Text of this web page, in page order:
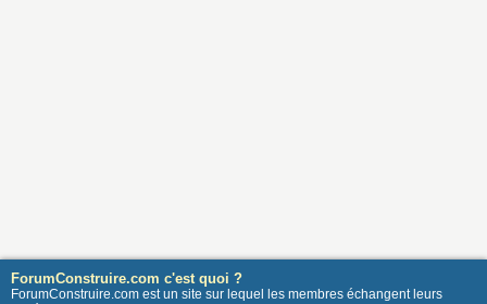
ForumConstruire.com c'est quoi ?
ForumConstruire.com est un site sur lequel les membres échangent leurs